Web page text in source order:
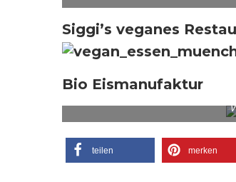
Siggi’s veganes
Bio Eismanufaktur
teilen merken